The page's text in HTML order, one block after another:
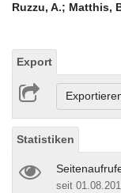
Ruzzu, A.; Matthis,
Export
Statistiken
seit